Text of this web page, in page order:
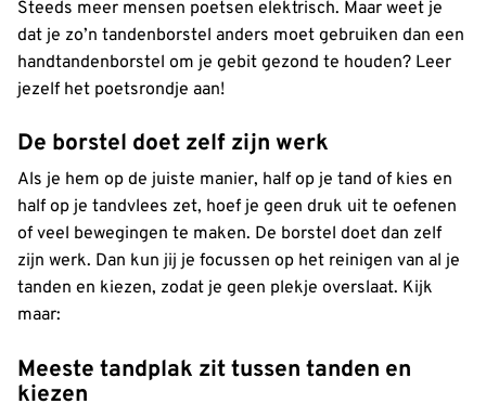
Steeds meer mensen poetsen elektrisch. Maar weet je
dat je zo’n tandenborstel anders moet gebruiken dan een
handtandenborstel om je gebit gezond te houden? Leer
jezelf het poetsrondje aan!
De borstel doet zelf zijn werk
Als je hem op de juiste manier, half op je tand of kies en
half op je tandvlees zet, hoef je geen druk uit te oefenen
of veel bewegingen te maken. De borstel doet dan zelf
zijn werk. Dan kun jij je focussen op het reinigen van al je
tanden en kiezen, zodat je geen plekje overslaat. Kijk
maar:
Meeste tandplak zit tussen tanden en
kiezen